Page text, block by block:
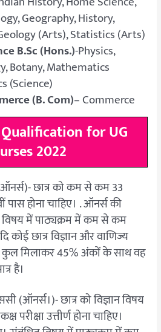
Geography, History,
(Arts), Statistics (Arts)
B.Sc (Hons.)-Physics,
Botany, Mathematics
(Science)
(B. Com)– Commerce
for UG
2022
छात्र को कम से कम 33
होना चाहिए। . ऑनर्स की
में पाठ्यक्रम में कम से कम
कोई छात्र विज्ञान और वाणिज्य
कुल मिलाकर 45% अंकों के साथ वह
है।
(ऑनर्स।)- छात्र को विज्ञान विषय
उत्तीर्ण होना चाहिए।